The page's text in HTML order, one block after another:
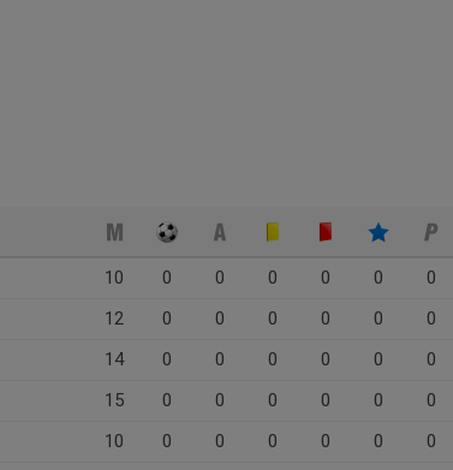
10 0 0 0 0 0
0
12 0 0 0 0 0
0
14 0 0 0 0 0
0
15 0 0 0 0 0
0
10 0 0 0 0 0
0